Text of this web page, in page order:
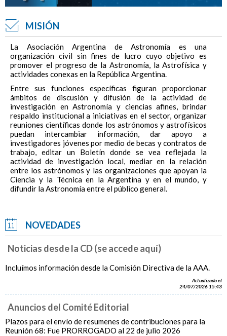
MISIÓN
La Asociación Argentina de Astronomía es una
organización civil sin fines de lucro cuyo objetivo es
promover el progreso de la Astronomía, la Astrofísica y
actividades conexas en la República Argentina.
Entre sus funciones específicas figuran proporcionar
ámbitos de discusión y difusión de la actividad de
investigación en Astronomía y ciencias afines, brindar
respaldo institucional a iniciativas en el sector, organizar
reuniones científicas donde los astrónomos y astrofísicos
puedan intercambiar información, dar apoyo a
investigadores jóvenes por medio de becas y contratos de
trabajo, editar un Boletín donde se vea reflejada la
actividad de investigación local, mediar en la relación
entre los astrónomos y las organizaciones que apoyan la
Ciencia y la Técnica en la Argentina y en el mundo, y
difundir la Astronomía entre el público general.
NOVEDADES
Noticias desde la CD (se accede aquí)
Incluímos información desde la Comisión Directiva de la AAA.
Actualizado el
24/07/2026 15:43
Anuncios del Comité Editorial
Plazos para el envío de resumenes de contribuciones para la
Reunión 68: Fue PRORROGADO al 22 de julio 2026